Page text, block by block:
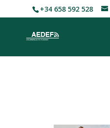
+34 658 592 528